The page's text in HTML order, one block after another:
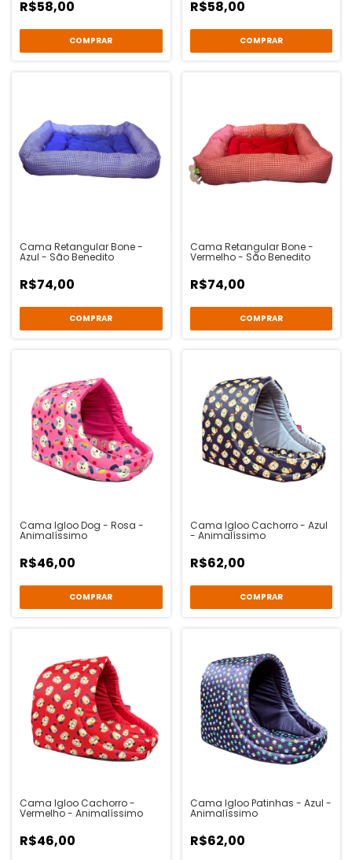
R$58,00
COMPRAR
R$58,00
COMPRAR
Cama Retangular Bone -
Azul - São Benedito
R$74,00
COMPRAR
Cama Retangular Bone -
Vermelho - São Benedito
R$74,00
COMPRAR
Cama Igloo Dog - Rosa -
Animalíssimo
R$46,00
COMPRAR
Cama Igloo Cachorro - Azul
- Animalíssimo
R$62,00
COMPRAR
Cama Igloo Cachorro -
Vermelho - Animalíssimo
R$46,00
Cama Igloo Patinhas - Azul -
Animalíssimo
R$62,00